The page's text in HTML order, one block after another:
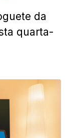
da
quarta-